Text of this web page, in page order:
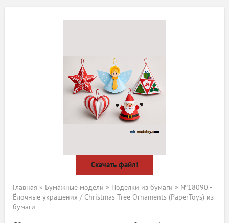
Скачать файл!
Главная » Бумажные модели » Поделки из бумаги » №18090 -
Ёлочные украшения / Christmas Tree Ornaments (PaperToys) из
бумаги